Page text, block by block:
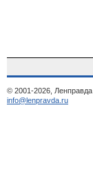
© 2001-2026, Ленправда
info@lenpravda.ru